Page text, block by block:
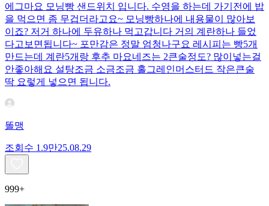
에그마요 모닝빵 샌드위치 입니다. 수영을 하는데 가기전에 밥
을 먹으면 좀 무겁더라고요~ 모닝빵하나에 내용물이 많아보
이죠? 저거 하나에 두유하나 먹고갑니다 거의 계란하나 들었
다고보면됩니다~ 포만감은 정말 엄청나구요 레시피는 빵5개
만드는데 계란5개랑 후추 마요네즈는 2큰술정도? 많이넣는걸
안좋아해요 설탕조금 소금조금 홀그레인머스터드 작은큰술
딱 요렇게 넣으면 됩니다.
똘맹
조회수 1.9만25.08.29
999+